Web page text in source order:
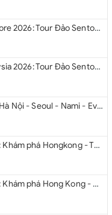
Du lịch Malaysia - Singapore 2026: Tour Đảo Sentosa - Madame Tussause - Garden By The Bay - Thành Cổ Malacca - Thủ Đô Kualalumpur - Cao Nguyên Genting - New Putrajaya từ Hà Nội
Du lịch Singapore - Malaysia 2026: Tour Đảo Sentosa - Madame Tussauds - Garden By The Bay - Thành cổ Malacca - Thủ đô Kuala Lumpur - Cao nguyên Genting - New Putrajaya từ Hà Nội
Du Lịch Hàn Quốc 2026: Hà Nội - Seoul - Nami - Everland - Painter Show - Thư Viện Sách
Du Lịch Hong Kong 2026: Khám phá Hongkong - Thâm Quyến - Quảng Châu từ Hà Nội
Du Lịch Hong Kong 2026: Khám phá Hong Kong - Dingding Tram - Shopping Tour từ Hà Nội